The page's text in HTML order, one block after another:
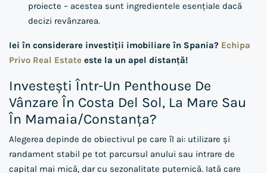
proiecte – acestea sunt ingredientele esențiale dacă
decizi revânzarea.
Iei în considerare investiții imobiliare în Spania? Echipa
Privo Real Estate este la un apel distanță!
Investești Într-Un Penthouse De
Vânzare În Costa Del Sol, La Mare Sau
În Mamaia/Constanța?
Alegerea depinde de obiectivul pe care îl ai: utilizare și
randament stabil pe tot parcursul anului sau intrare de
capital mai mică, dar cu sezonalitate puternică. Iată care